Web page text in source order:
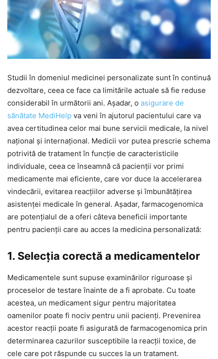
Studii în domeniul medicinei personalizate sunt în continuă
dezvoltare, ceea ce face ca limitările actuale să fie reduse
considerabil în următorii ani. Așadar, o asigurare de
sănătate MediHelp va veni în ajutorul pacientului care va
avea certitudinea celor mai bune servicii medicale, la nivel
național și internațional. Medicii vor putea prescrie schema
potrivită de tratament în funcție de caracteristicile
individuale, ceea ce înseamnă că pacienții vor primi
medicamente mai eficiente, care vor duce la accelerarea
vindecării, evitarea reacțiilor adverse și îmbunătățirea
asistenței medicale în general. Așadar, farmacogenomica
are potențialul de a oferi câteva beneficii importante
pentru pacienții care au acces la medicina personalizată:
1. Selecția corectă a medicamentelor
Medicamentele sunt supuse examinărilor riguroase și
proceselor de testare înainte de a fi aprobate. Cu toate
acestea, un medicament sigur pentru majoritatea
oamenilor poate fi nociv pentru unii pacienți. Prevenirea
acestor reacții poate fi asigurată de farmacogenomica prin
determinarea cazurilor susceptibile la reacții toxice, de
cele care pot răspunde cu succes la un tratament.